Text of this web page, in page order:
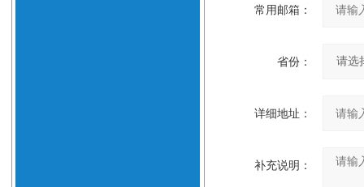
常用邮箱：
省份：
详细地址：
补充说明：